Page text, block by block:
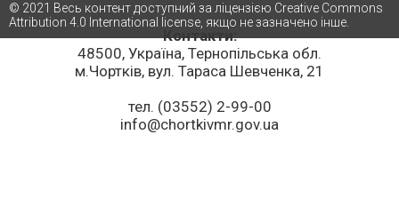
Контакти:
48500, Україна, Тернопільська обл.
м.Чортків, вул. Тараса Шевченка, 21
тел. (03552) 2-99-00
info@chortkivmr.gov.ua
© 2021 Весь контент доступний за ліцензією Creative Commons
Attribution 4.0 International license, якщо не зазначено інше.